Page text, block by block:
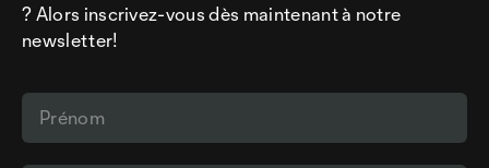
? Alors inscrivez-vous dès maintenant à notre
newsletter!